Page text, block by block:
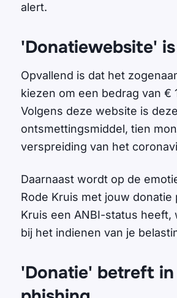
alert.
'Donatiewebsite'
Opvallend is dat het
kiezen om een bedrag van €
Volgens deze website is
ontsmettingsmiddel, tien
verspreiding van het
Daarnaast wordt op de
Rode Kruis met jouw
Kruis een ANBI-status
bij het indienen van je
'Donatie' betreft